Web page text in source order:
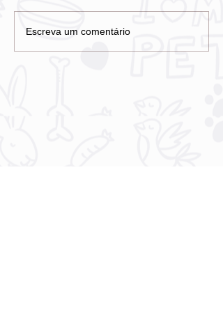
Escreva um comentário